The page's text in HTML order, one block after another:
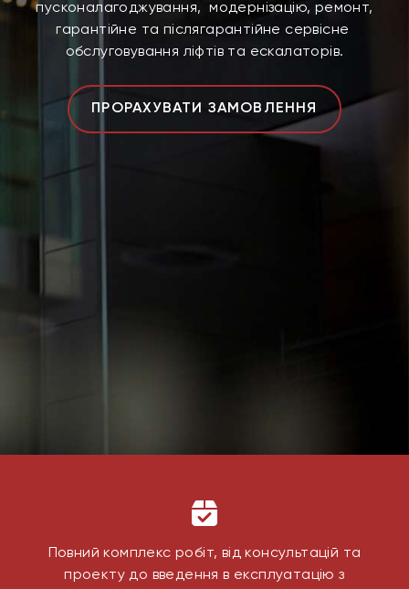
пусконалагоджування, модернізацію, ремонт,
гарантійне та післягарантійне сервісне
обслуговування ліфтів та ескалаторів.
ПРОРАХУВАТИ ЗАМОВЛЕННЯ
Повний комплекс робіт, від консультацій та
проекту до введення в експлуатацію з